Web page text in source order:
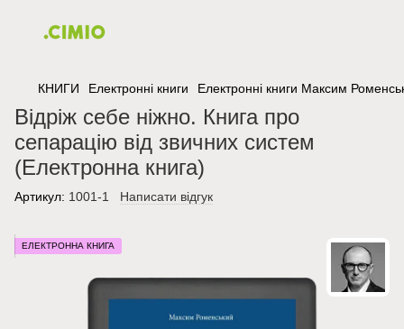
КНИГИ Електронні книги Електронні книги Максим
Відріж себе ніжно. Книга про
сепарацію від звичних систем
(Електронна книга)
Артикул: 1001-1 Написати відгук
ЕЛЕКТРОННА КНИГА